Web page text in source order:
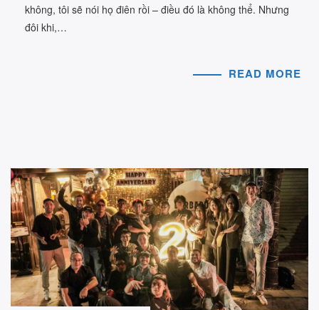
không, tôi sẽ nói họ điên rồi – điều đó là không thể. Nhưng
đôi khi,…
READ MORE